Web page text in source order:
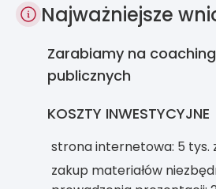
Najważniejsze
Zarabiamy na
publicznych
KOSZTY INWESTYCYJNE
strona internetowa: 5 tys.
zakup materiałów